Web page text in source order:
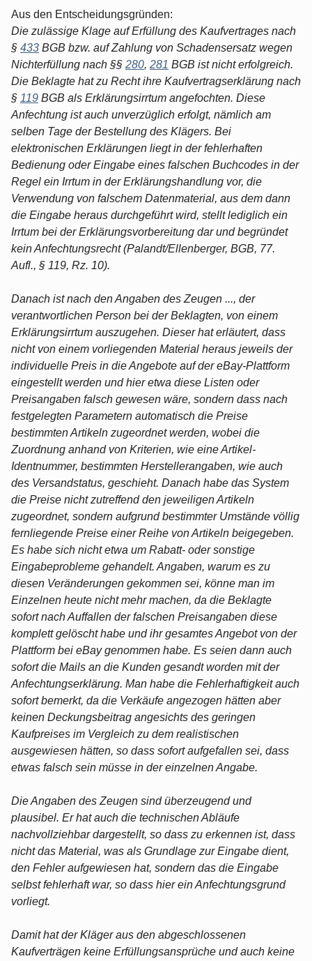
Aus den Entscheidungsgründen:
Die zulässige Klage auf Erfüllung des Kaufvertrages nach
§ 433 BGB bzw. auf Zahlung von Schadensersatz wegen
Nichterfüllung nach §§ 280, 281 BGB ist nicht erfolgreich.
Die Beklagte hat zu Recht ihre Kaufvertragserklärung nach
§ 119 BGB als Erklärungsirrtum angefochten. Diese
Anfechtung ist auch unverzüglich erfolgt, nämlich am
selben Tage der Bestellung des Klägers. Bei
elektronischen Erklärungen liegt in der fehlerhaften
Bedienung oder Eingabe eines falschen Buchcodes in der
Regel ein Irrtum in der Erklärungshandlung vor, die
Verwendung von falschem Datenmaterial, aus dem dann
die Eingabe heraus durchgeführt wird, stellt lediglich ein
Irrtum bei der Erklärungsvorbereitung dar und begründet
kein Anfechtungsrecht (Palandt/Ellenberger, BGB, 77.
Aufl., § 119, Rz. 10).
Danach ist nach den Angaben des Zeugen ..., der
verantwortlichen Person bei der Beklagten, von einem
Erklärungsirrtum auszugehen. Dieser hat erläutert, dass
nicht von einem vorliegenden Material heraus jeweils der
individuelle Preis in die Angebote auf der eBay-Plattform
eingestellt werden und hier etwa diese Listen oder
Preisangaben falsch gewesen wäre, sondern dass nach
festgelegten Parametern automatisch die Preise
bestimmten Artikeln zugeordnet werden, wobei die
Zuordnung anhand von Kriterien, wie eine Artikel-
Identnummer, bestimmten Herstellerangaben, wie auch
des Versandstatus, geschieht. Danach habe das System
die Preise nicht zutreffend den jeweiligen Artikeln
zugeordnet, sondern aufgrund bestimmter Umstände völlig
fernliegende Preise einer Reihe von Artikeln beigegeben.
Es habe sich nicht etwa um Rabatt- oder sonstige
Eingabeprobleme gehandelt. Angaben, warum es zu
diesen Veränderungen gekommen sei, könne man im
Einzelnen heute nicht mehr machen, da die Beklagte
sofort nach Auffallen der falschen Preisangaben diese
komplett gelöscht habe und ihr gesamtes Angebot von der
Plattform bei eBay genommen habe. Es seien dann auch
sofort die Mails an die Kunden gesandt worden mit der
Anfechtungserklärung. Man habe die Fehlerhaftigkeit auch
sofort bemerkt, da die Verkäufe angezogen hätten aber
keinen Deckungsbeitrag angesichts des geringen
Kaufpreises im Vergleich zu dem realistischen
ausgewiesen hätten, so dass sofort aufgefallen sei, dass
etwas falsch sein müsse in der einzelnen Angabe.
Die Angaben des Zeugen sind überzeugend und
plausibel. Er hat auch die technischen Abläufe
nachvollziehbar dargestellt, so dass zu erkennen ist, dass
nicht das Material, was als Grundlage zur Eingabe dient,
den Fehler aufgewiesen hat, sondern das die Eingabe
selbst fehlerhaft war, so dass hier ein Anfechtungsgrund
vorliegt.
Damit hat der Kläger aus den abgeschlossenen
Kaufverträgen keine Erfüllungsansprüche und auch keine